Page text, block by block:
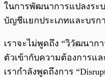
ในการพัฒนาการแปลงระ
บัญชีแยกประเภทและบรก
เราจะไม่พูดถึง “วิวัฒนาก
ตัวเข้ากับความต้องการแ
เรากำลังพูดถึงการ